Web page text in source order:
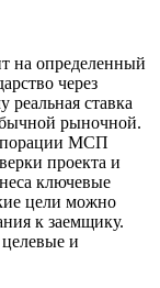
на определенный
через
реальная ставка
рыночной.
МСП
проекта и
ключевые
цели можно
к заемщику.
и